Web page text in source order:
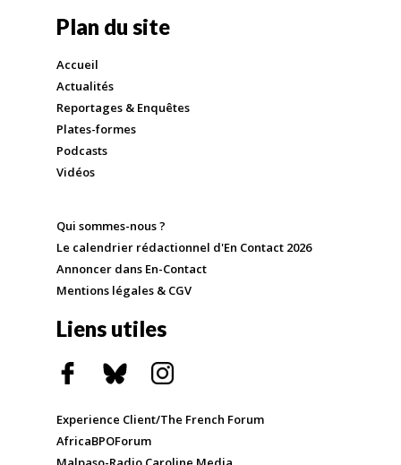
Plan du site
Accueil
Actualités
Reportages & Enquêtes
Plates-formes
Podcasts
Vidéos
Qui sommes-nous ?
Le calendrier rédactionnel d'En Contact 2026
Annoncer dans En-Contact
Mentions légales & CGV
Liens utiles
Experience Client/The French Forum
AfricaBPOForum